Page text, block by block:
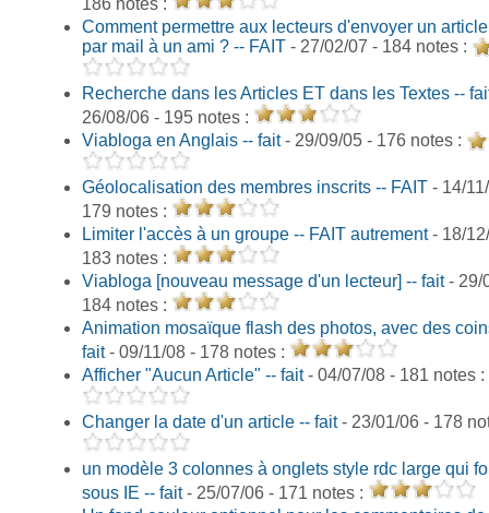
186 notes :
Comment permettre aux lecteurs d'envoyer un
par mail à un ami ? -- FAIT - 27/02/07 - 184 notes :
Recherche dans les Articles ET dans les Textes --
26/08/06 - 195 notes :
Viabloga en Anglais -- fait- 29/09/05 - 176 notes :
Géolocalisation des membres inscrits -- FAIT - 14/
179 notes :
Limiter l'accès à un groupe -- FAIT autrement- 18/
183 notes :
Viabloga [nouveau message d'un lecteur] -- fait- 29/
184 notes :
Animation mosaïque flash des photos, avec des
fait- 09/11/08 - 178 notes :
Afficher "Aucun Article" -- fait- 04/07/08 - 181 notes :
Changer la date d'un article -- fait- 23/01/06 - 178
un modèle 3 colonnes à onglets style rdc large qui
sous IE -- fait- 25/07/06 - 171 notes :